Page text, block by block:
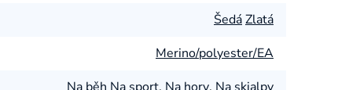
ŠedáZlatá
Merino/polyester/EA